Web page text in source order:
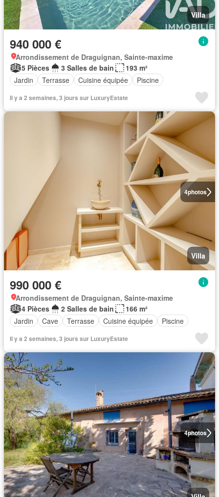
Villa
940 000 €
Arrondissement de Draguignan, Sainte-maxime
5 Pièces
3 Salles de bain
193 m²
Jardin
Terrasse Cuisine équipée Piscine
Il y a 2 semaines, 3 jours sur LuxuryEstate
4photos
Villa
990 000 €
Arrondissement de Draguignan, Sainte-maxime
4 Pièces
2 Salles de bain
166 m²
Jardin
Cave Terrasse Cuisine équipée Piscine
Il y a 2 semaines, 3 jours sur LuxuryEstate
4photos